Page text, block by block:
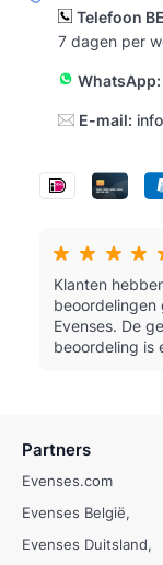
Telefoon
7 dagen per
WhatsApp:
E-mail:
Klanten
beoordelingen
Evenses. De
beoordeling is
Partners
Evenses.com
Evenses België
Evenses Duitsland